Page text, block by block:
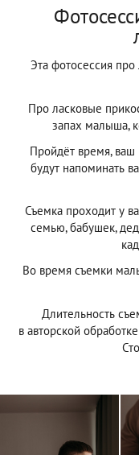
Эта фотосессия
Про ласковые
запах малыша,
Пройдёт время,
будут напоминать
Съемка проходит у
семью, бабушек,
Во время съемки
Длительность
в авторской